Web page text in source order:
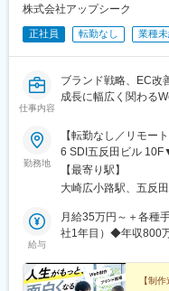
株式会社アップシーク
正社員 転勤なし 業種
仕事内容
ブランド戦略、EC改
成長に幅広く関わる
勤務地
【転勤なし／リモー
6 SDI五反田ビル
より徒歩8分JR・東
歩9分東急電鉄目黒線
は能力に応じて在宅
【最寄り駅】
大崎広小路駅、五反
給与
月給35万円～＋各種
社1年目）◆年収800
時間・78,200円以上
実績として、半年で
【制